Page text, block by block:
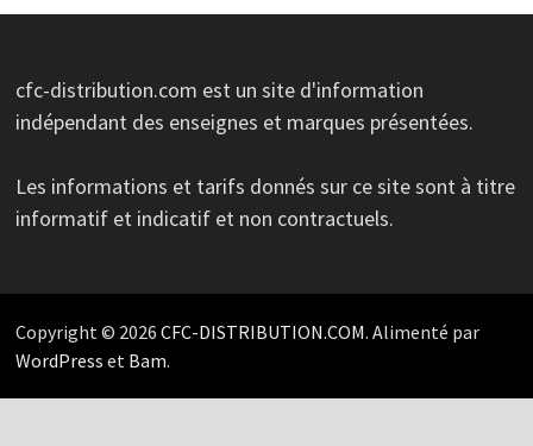
cfc-distribution.com est un site d'information
indépendant des enseignes et marques présentées.
Les informations et tarifs donnés sur ce site sont à titre
informatif et indicatif et non contractuels.
Copyright © 2026 CFC-DISTRIBUTION.COM. Alimenté par
WordPress et Bam.